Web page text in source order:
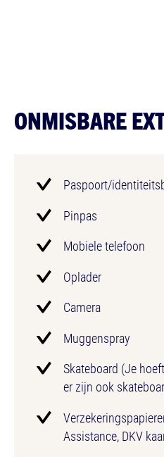
ONMISBARE
Paspoort/
Pinpas
Mobiele telefoon
Oplader
Camera
Muggenspray
Skateboard (Je
er zijn ook
Assistance, DKV